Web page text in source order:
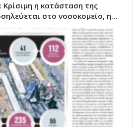
Κρίσιμη η κατάσταση της
στο νοσοκομείο, η…